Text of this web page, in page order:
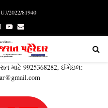
2022/81940
Instagram
YoutubeEmail
માટે 9925368282, ઈમેઇલ: